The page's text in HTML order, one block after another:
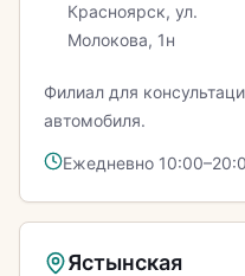
Красноярск, ул.
Молокова, 1н
Филиал для
автомобиля.
Ежедневно
Ястынская